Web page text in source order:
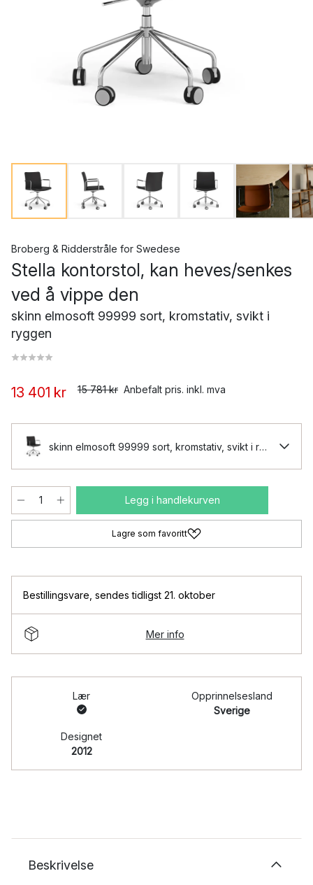
Broberg & Ridderstråle for Swedese
Stella kontorstol, kan heves/senkes
ved å vippe den
skinn elmosoft 99999 sort, kromstativ, svikt i
ryggen
13 401 kr 15 781 kr Anbefalt pris. inkl. mva
skinn elmosoft 99999 sort, kromstativ, svikt i ryggen
Legg i handlekurven
Lagre som favoritt
Bestillingsvare sendes tidligst 21. oktober
Mer info
Lær
Opprinnelsesland
Sverige
Designet
2012
Beskrivelse